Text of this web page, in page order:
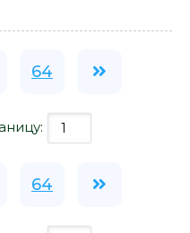
64
64